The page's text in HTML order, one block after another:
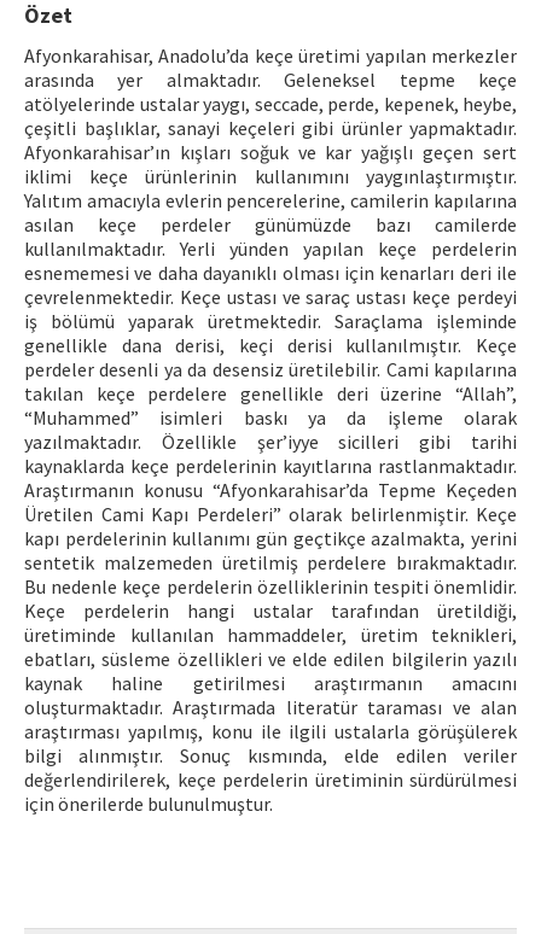
Özet
Afyonkarahisar, Anadolu’da keçe üretimi yapılan merkezler
arasında yer almaktadır. Geleneksel tepme keçe
atölyelerinde ustalar yaygı, seccade, perde, kepenek, heybe,
çeşitli başlıklar, sanayi keçeleri gibi ürünler yapmaktadır.
Afyonkarahisar’ın kışları soğuk ve kar yağışlı geçen sert
iklimi keçe ürünlerinin kullanımını yaygınlaştırmıştır.
Yalıtım amacıyla evlerin pencerelerine, camilerin kapılarına
asılan keçe perdeler günümüzde bazı camilerde
kullanılmaktadır. Yerli yünden yapılan keçe perdelerin
esnememesi ve daha dayanıklı olması için kenarları deri ile
çevrelenmektedir. Keçe ustası ve saraç ustası keçe perdeyi
iş bölümü yaparak üretmektedir. Saraçlama işleminde
genellikle dana derisi, keçi derisi kullanılmıştır. Keçe
perdeler desenli ya da desensiz üretilebilir. Cami kapılarına
takılan keçe perdelere genellikle deri üzerine “Allah”,
“Muhammed” isimleri baskı ya da işleme olarak
yazılmaktadır. Özellikle şer’iyye sicilleri gibi tarihi
kaynaklarda keçe perdelerinin kayıtlarına rastlanmaktadır.
Araştırmanın konusu “Afyonkarahisar’da Tepme Keçeden
Üretilen Cami Kapı Perdeleri” olarak belirlenmiştir. Keçe
kapı perdelerinin kullanımı gün geçtikçe azalmakta, yerini
sentetik malzemeden üretilmiş perdelere bırakmaktadır.
Bu nedenle keçe perdelerin özelliklerinin tespiti önemlidir.
Keçe perdelerin hangi ustalar tarafından üretildiği,
üretiminde kullanılan hammaddeler, üretim teknikleri,
ebatları, süsleme özellikleri ve elde edilen bilgilerin yazılı
kaynak haline getirilmesi araştırmanın amacını
oluşturmaktadır. Araştırmada literatür taraması ve alan
araştırması yapılmış, konu ile ilgili ustalarla görüşülerek
bilgi alınmıştır. Sonuç kısmında, elde edilen veriler
değerlendirilerek, keçe perdelerin üretiminin sürdürülmesi
için önerilerde bulunulmuştur.